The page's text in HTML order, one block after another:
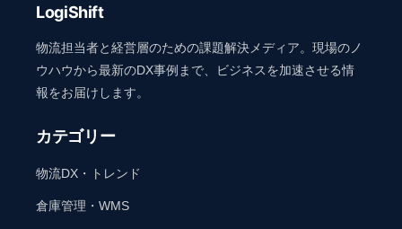
LogiShift
物流担当者と経営層のための課題解決メディア。現場のノ
ウハウから最新のDX事例まで、ビジネスを加速させる情
報をお届けします。
カテゴリー
物流DX・トレンド
倉庫管理・WMS